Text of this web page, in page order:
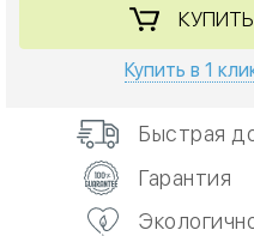
КУПИТЬ
Купить в 1
Быстрая
Гарантия